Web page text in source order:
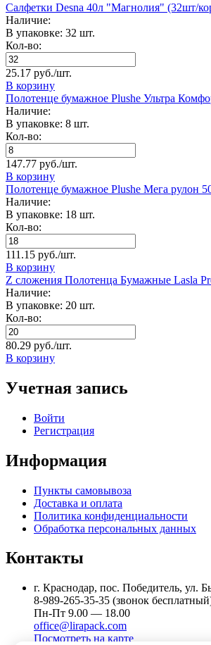
Салфетки Desna 40л "Магнолия" (32шт/
Наличие:
В упаковке: 32 шт.
Кол-во:
25.17 руб./шт.
В корзину
Полотенце бумажное Plushe Ультра
Наличие:
В упаковке: 8 шт.
Кол-во:
147.77 руб./шт.
В корзину
Полотенце бумажное Plushe Мега рулон
Наличие:
В упаковке: 18 шт.
Кол-во:
111.15 руб./шт.
В корзину
Z сложения Полотенца Бумажные Lasla
Наличие:
В упаковке: 20 шт.
Кол-во:
80.29 руб./шт.
В корзину
Учетная запись
Войти
Регистрация
Информация
Пункты самовывоза
Доставка и оплата
Политика конфиденциальности
Обработка персональных данных
Контакты
г. Краснодар, пос. Победитель, ул.
8-989-265-35-35 (звонок
Пн-Пт 9.00 — 18.00
office@lirapack.com
Посмотреть на карте